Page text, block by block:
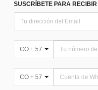
SUSCRÍBETE PARA
CO + 57
CO + 57